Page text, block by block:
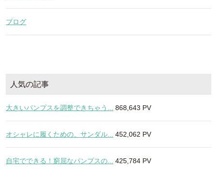
ブログ
人気の記事
大きいパンプスを調整できちゃう... 868,643 PV
オシャレに履くための、サンダル... 452,062 PV
自宅でできる！窮屈なパンプスの... 425,784 PV